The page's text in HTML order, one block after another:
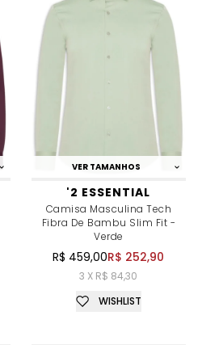
VER TAMANHOS
'2 ESSENTIAL
Camisa Masculina Tech
Fibra De Bambu Slim Fit -
Verde
R$ 459,00R$ 252,90
3 X R$ 84,30
WISHLIST